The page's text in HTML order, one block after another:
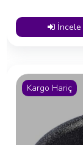
İncele
Kargo Hariç